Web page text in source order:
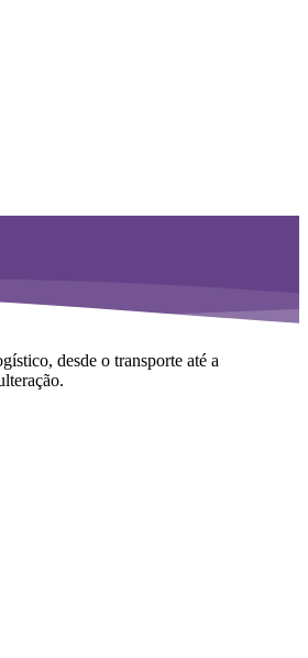
desde o transporte até a